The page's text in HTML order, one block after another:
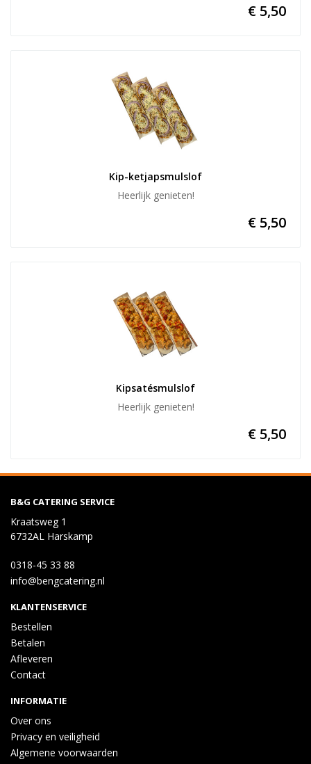
€ 5,50
Kip-ketjapsmulslof
Heerlijk genieten!
€ 5,50
Kipsatésmulslof
Heerlijk genieten!
€ 5,50
B&G CATERING SERVICE
Kraatsweg 1
6732AL Harskamp
0318-45 33 88
info@bengcatering.nl
KLANTENSERVICE
Bestellen
Betalen
Afleveren
Contact
INFORMATIE
Over ons
Privacy en veiligheid
Algemene voorwaarden